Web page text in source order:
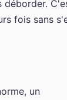
déborder.
fois sans
un